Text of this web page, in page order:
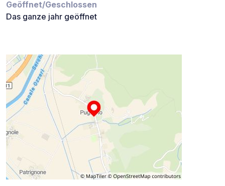
Geöffnet/Geschlossen
Das ganze jahr geöffnet